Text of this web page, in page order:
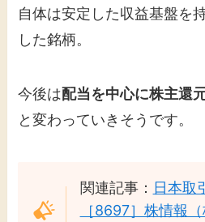
自体は安定した収益基盤を
した銘柄。
今後は配当を中心に株主還
と変わっていきそうです。
関連記事： 日本取
［8697］株情報